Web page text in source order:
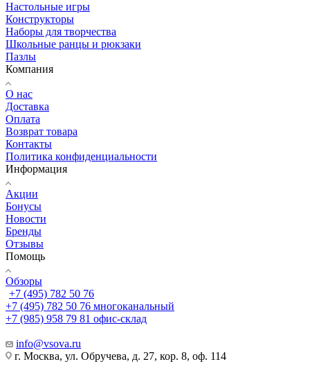
Настольные игры
Конструкторы
Наборы для творчества
Школьные ранцы и рюкзаки
Пазлы
Компания
О нас
Доставка
Оплата
Возврат товара
Контакты
Политика конфиденциальности
Информация
Акции
Бонусы
Новости
Бренды
Отзывы
Помощь
Обзоры
+7 (495) 782 50 76
+7 (495) 782 50 76 многоканальный
+7 (985) 958 79 81 офис-склад
info@vsova.ru
г. Москва, ул. Обручева, д. 27, кор. 8, оф. 114